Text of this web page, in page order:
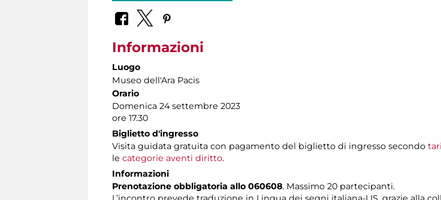
Informazioni
Luogo
Museo dell'Ara Pacis
Orario
Domenica 24 settembre 2023
ore 17.30
Biglietto d'ingresso
Visita guidata gratuita con pagamento del biglietto di ingresso secondo
le categorie aventi diritto.
Informazioni
Prenotazione obbligatoria allo 060608. Massimo 20 partecipanti.